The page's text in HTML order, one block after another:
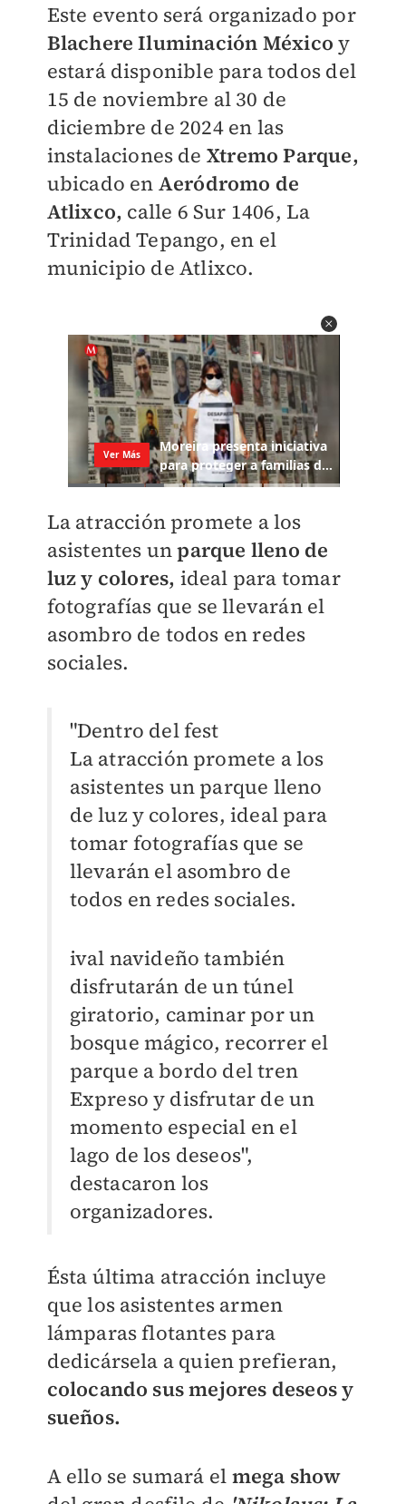
Este evento será organizado por
Blachere Iluminación México y
estará disponible para todos del
15 de noviembre al 30 de
diciembre de 2024 en las
instalaciones de Xtremo Parque,
ubicado en Aeródromo de
Atlixco, calle 6 Sur 1406, La
Trinidad Tepango, en el
municipio de Atlixco.
La atracción promete a los
asistentes unparque lleno de
luz y colores, ideal para tomar
fotografías que se llevarán el
asombro de todos en redes
sociales.
"Dentro del fest
La atracción promete a los
asistentes un parque lleno
de luz y colores, ideal para
tomar fotografías que se
llevarán el asombro de
todos en redes sociales.
ival navideño también
disfrutarán de un túnel
giratorio, caminar por un
bosque mágico, recorrer el
parque a bordo del tren
Expreso y disfrutar de un
momento especial en el
lago de los deseos",
destacaron los
organizadores.
Ésta última atracción incluye
que los asistentes armen
lámparas flotantes para
dedicársela a quien prefieran,
colocando sus mejores deseos y
sueños.
A ello se sumará el mega show